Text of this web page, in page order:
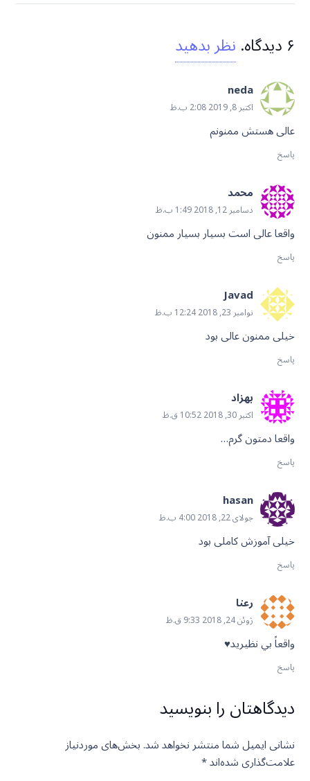
۶دیدگاه.نظر بدهید
neda
اکتبر 8, 2019 2:08 ب.ظ
عالی هستش ممنونم
پاسخ
محمد
دسامبر 12, 2018 1:49 ب.ظ
واقعا عالی است بسیار بسیار ممنون
پاسخ
Javad
نوامبر 23, 2018 12:24 ب.ظ
خیلی ممنون عالی بود
پاسخ
بهزاد
اکتبر 30, 2018 10:52 ق.ظ
واقعا دمتون گرم…
پاسخ
hasan
جولای 22, 2018 4:00 ب.ظ
خیلی آموزش کاملی بود
پاسخ
رعنا
ژوئن 24, 2018 9:33 ق.ظ
واقعاً بي نظيريد♥️
پاسخ
دیدگاهتان را بنویسید
نشانی ایمیل شما منتشر نخواهد شد.بخش‌های موردنیاز
علامت‌گذاری شده‌اند*